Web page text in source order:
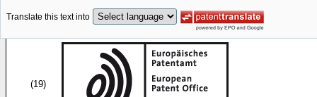
Translate this text into
(19)